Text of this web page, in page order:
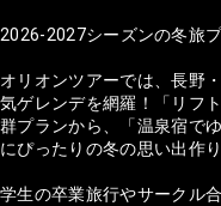
2026-2027シーズンの冬旅
オリオンツアーでは、長野
気ゲレンデを網羅！「リフ
群プランから、「温泉宿で
にぴったりの冬の思い出作
学生の卒業旅行やサークル